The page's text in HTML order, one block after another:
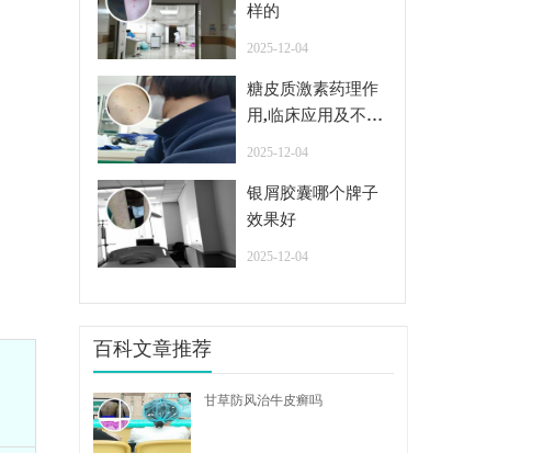
样的
2025-12-04
糖皮质激素药理作
用,临床应用及不良
2025-12-04
银屑胶囊哪个牌子
效果好
2025-12-04
百科文章推荐
甘草防风治牛皮癣吗